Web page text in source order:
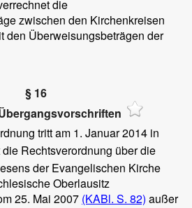
die
zwischen den Kirchenkreisen
den Überweisungsbeträgen der
§ 16
tritt am 1. Januar 2014 in
Rechtsverordnung über die
der Evangelischen Kirche
Oberlausitz
25. Mai 2007 (KABl. S. 82) außer